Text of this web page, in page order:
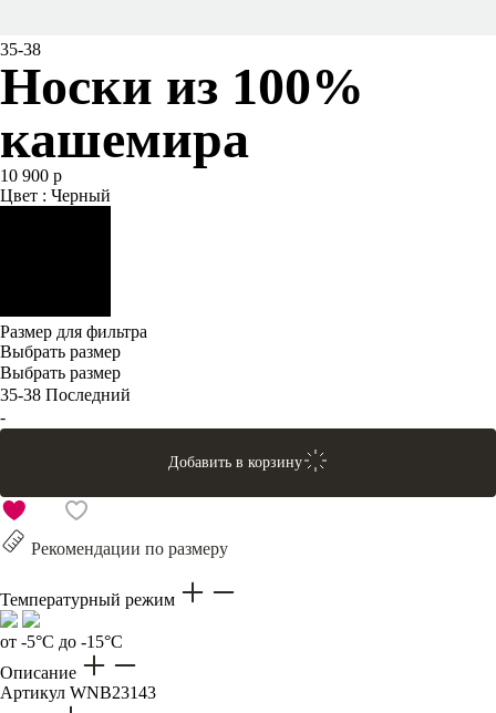
35-38
Носки из 100%
кашемира
10 900 р
Цвет : Черный
Размер для фильтра
Выбрать размер
Выбрать размер
35-38 Последний
-
Добавить в корзину
Рекомендации по размеру
Температурный режим
от -5°C до -15°C
Описание
Артикул WNB23143